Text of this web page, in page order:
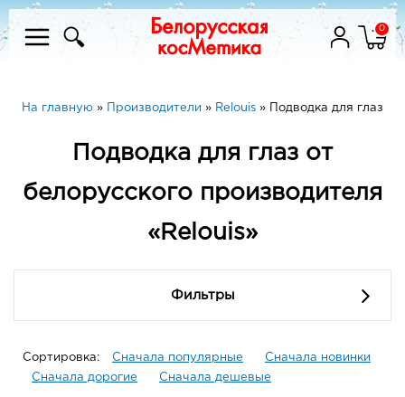
0
На главную » Производители » Relouis » Подводка для глаз
Подводка для глаз от
белорусского производителя
«Relouis»
Фильтры
Сортировка: Сначала популярные
Сначала новинки
Сначала дорогие
Сначала дешевые